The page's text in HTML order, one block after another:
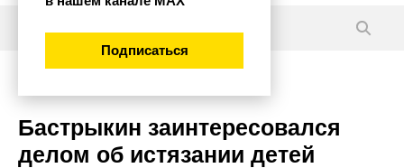
Бастрыкин заинтересовался
делом об истязании детей
Подписаться